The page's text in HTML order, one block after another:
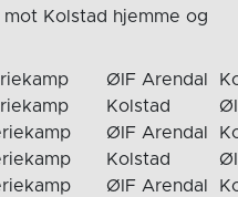
Kolstad hjemme og
ØIF Arendal
Kolstad
ØIF Arendal
Kolstad
ØIF Arendal